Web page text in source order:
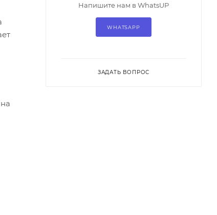
Напишите нам в WhatsUP
WHATSAPP
ЗАДАТЬ ВОПРОС